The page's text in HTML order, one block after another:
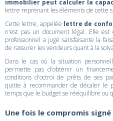
immobilier peut calculer la
lettre reprenant les éléments de cette
Cette lettre, appelée lettre de
n'est pas un document légal. Elle
professionnel a jugé satisfaisante la
de rassurer les vendeurs quant à la
Dans le cas où la situation
permette pas d'obtenir un
conditions d'octroi de prêts de ses
quitte à recommander de décaler le
temps que le budget se rééquilibre ou
Une fois le compromis signé